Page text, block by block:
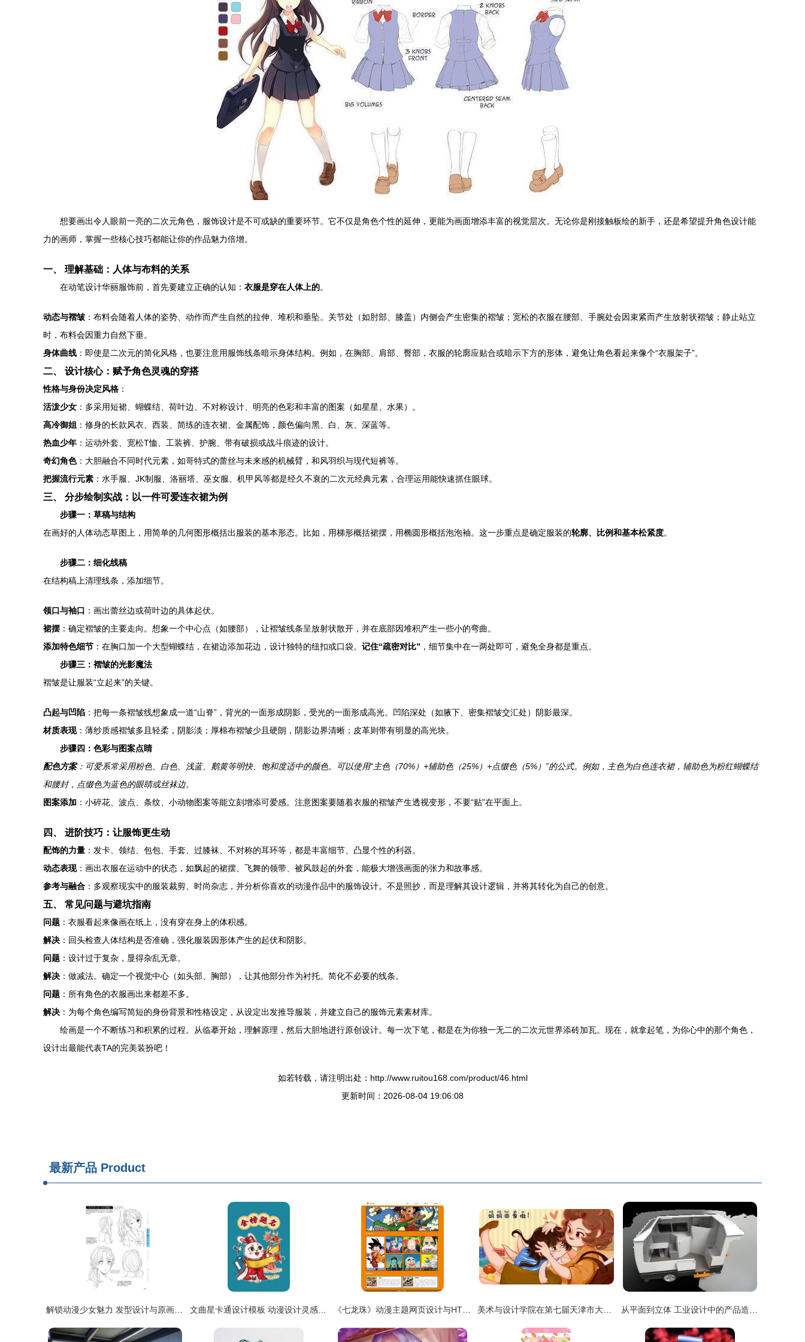
想要画出令人眼前一亮的二次元角色，服饰设计是不可或缺的重要环节。它不仅是角色个性的延伸，更能为画面增添丰富的视觉层次。无论你是刚接触板绘的新手，还是希望提升角色设计能
力的画师，掌握一些核心技巧都能让你的作品魅力倍增。
一、 理解基础：人体与布料的关系
在动笔设计华丽服饰前，首先要建立正确的认知： 衣服是穿在人体上的。
动态与褶皱 ：布料会随着人体的姿势、动作而产生自然的拉伸、堆积和垂坠。关节处（如肘部、膝盖）内侧会产生密集的褶皱；宽松的衣服在腰部、手腕处会因束紧而产生放射状褶皱；静止站立
时，布料会因重力自然下垂。
身体曲线 ：即使是二次元的简化风格，也要注意用服饰线条暗示身体结构。例如，在胸部、肩部、臀部，衣服的轮廓应贴合或暗示下方的形体，避免让角色看起来像个“衣服架子”。
二、 设计核心：赋予角色灵魂的穿搭
性格与身份决定风格 ：
活泼少女 ：多采用短裙、蝴蝶结、荷叶边、不对称设计、明亮的色彩和丰富的图案（如星星、水果）。
高冷御姐 ：修身的长款风衣、西装、简练的连衣裙、金属配饰，颜色偏向黑、白、灰、深蓝等。
热血少年 ：运动外套、宽松T恤、工装裤、护腕、带有破损或战斗痕迹的设计。
奇幻角色：大胆融合不同时代元素，如哥特式的蕾丝与未来感的机械臂，和风羽织与现代短裤等。
把握流行元素 ：水手服、JK制服、洛丽塔、巫女服、机甲风等都是经久不衰的二次元经典元素，合理运用能快速抓住眼球。
三、 分步绘制实战：以一件可爱连衣裙为例
步骤一：草稿与结构
在画好的人体动态草图上，用简单的几何图形概括出服装的基本形态。比如，用梯形概括裙摆，用椭圆形概括泡泡袖。这一步重点是确定服装的轮廓、比例和基本松紧度。
步骤二：细化线稿
在结构稿上清理线条，添加细节。
领口与袖口 ：画出蕾丝边或荷叶边的具体起伏。
裙摆 ：确定褶皱的主要走向。想象一个中心点（如腰部），让褶皱线条呈放射状散开，并在底部因堆积产生一些小的弯曲。
添加特色细节 ：在胸口加一个大型蝴蝶结，在裙边添加花边，设计独特的纽扣或口袋。 记住“疏密对比” ，细节集中在一两处即可，避免全身都是重点。
步骤三：褶皱的光影魔法
褶皱是让服装“立起来”的关键。
凸起与凹陷 ：把每一条褶皱线想象成一道“山脊”，背光的一面形成阴影，受光的一面形成高光。凹陷深处（如腋下、密集褶皱交汇处）阴影最深。
材质表现：薄纱质感褶皱多且轻柔，阴影淡；厚棉布褶皱少且硬朗，阴影边界清晰；皮革则带有明显的高光块。
步骤四：色彩与图案点睛
配色方案：可爱系常采用粉色、白色、浅蓝、鹅黄等明快、饱和度适中的颜色。可以使用“主色（70%）+辅助色（25%）+点缀色（5%）”的公式。例如，主色为白色连衣裙，辅助色为粉红蝴蝶结
和腰封，点缀色为蓝色的眼睛或丝袜边。
图案添加 ：小碎花、波点、条纹、小动物图案等能立刻增添可爱感。注意图案要随着衣服的褶皱产生透视变形，不要“贴”在平面上。
四、 进阶技巧：让服饰更生动
配饰的力量 ：发卡、领结、包包、手套、过膝袜、不对称的耳环等，都是丰富细节、凸显个性的利器。
动态表现：画出衣服在运动中的状态，如飘起的裙摆、飞舞的领带、被风鼓起的外套，能极大增强画面的张力和故事感。
参考与融合 ：多观察现实中的服装裁剪、时尚杂志，并分析你喜欢的动漫作品中的服饰设计。不是照抄，而是理解其设计逻辑，并将其转化为自己的创意。
五、 常见问题与避坑指南
问题 ：衣服看起来像画在纸上，没有穿在身上的体积感。
解决 ：回头检查人体结构是否准确，强化服装因形体产生的起伏和阴影。
问题 ：设计过于复杂，显得杂乱无章。
解决 ：做减法。确定一个视觉中心（如头部、胸部），让其他部分作为衬托。简化不必要的线条。
问题 ：所有角色的衣服画出来都差不多。
解决 ：为每个角色编写简短的身份背景和性格设定，从设定出发推导服装，并建立自己的服饰元素素材库。
绘画是一个不断练习和积累的过程。从临摹开始，理解原理，然后大胆地进行原创设计。每一次下笔，都是在为你独一无二的二次元世界添砖加瓦。现在，就拿起笔，为你心中的那个角色，
设计出最能代表TA的完美装扮吧！
如若转载，请注明出处：http://www.ruitou168.com/product/46.html
更新时间：2026-08-04 19:06:08
最新产品 Product